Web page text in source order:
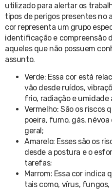
utilizado para alertar os
tipos de perigos presentes no
cor representa um grupo
identificação e compreensão
aqueles que não possuem
assunto.
Verde: Essa cor está
vão desde ruídos,
frio, radiação e umidade
Vermelho: São os riscos
poeira, fumo, gás,
geral;
Amarelo: Esses são os
desde a postura e o
tarefas;
Marrom: Essa cor indica
tais como, vírus,